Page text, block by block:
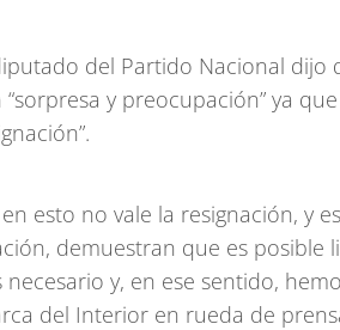
del Partido Nacional dijo
y preocupación” ya
esto no vale la resignación, y
demuestran que es posible
necesario y, en ese sentido,
del Interior en rueda de